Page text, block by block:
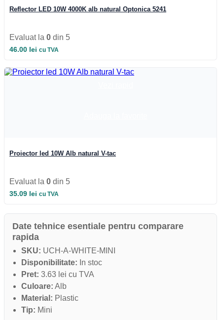
Reflector LED 10W 4000K alb natural Optonica 5241
Evaluat la 0 din 5
46.00 lei cu TVA
Proiector led 10W Alb natural V-tac
Evaluat la 0 din 5
35.09 lei cu TVA
Date tehnice esentiale pentru comparare
rapida
SKU: UCH-A-WHITE-MINI
Disponibilitate: In stoc
Pret: 3.63 lei cu TVA
Culoare: Alb
Material: Plastic
Tip: Mini